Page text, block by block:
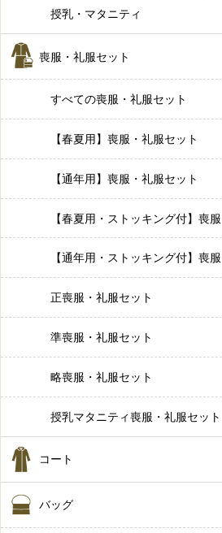
授乳・マタニティ
喪服・礼服セット
すべての喪服・礼服セット
【春夏用】喪服・礼服セット
【通年用】喪服・礼服セット
【春夏用・ストッキング付】喪
【通年用・ストッキング付】喪
正喪服・礼服セット
準喪服・礼服セット
略喪服・礼服セット
授乳マタニティ喪服・礼服セット
コート
バッグ